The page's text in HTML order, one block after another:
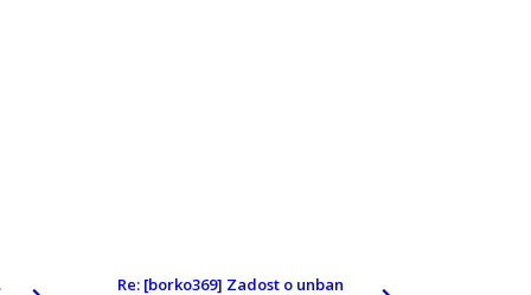
Re: [borko369] Zadost o unban